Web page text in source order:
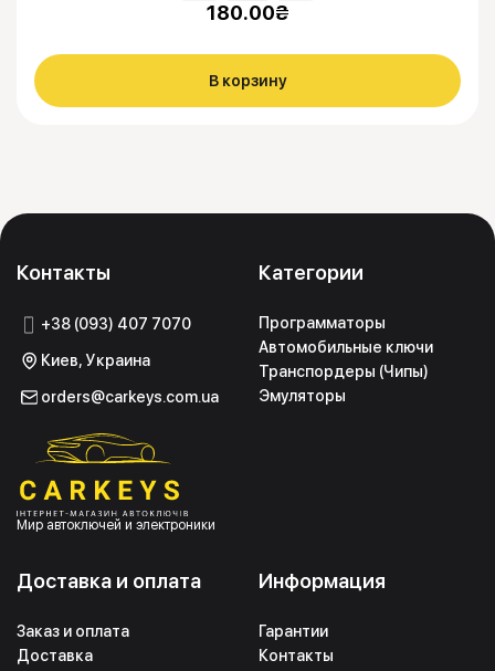
180.00₴
В корзину
Контакты
+38 (093) 407 7070
Киев, Украина
orders@carkeys.com.ua
Мир автоключей и электроники
Категории
Программаторы
Автомобильные ключи
Транспордеры (Чипы)
Эмуляторы
Информация
Гарантии
Контакты
Доставка и оплата
Заказ и оплата
Доставка